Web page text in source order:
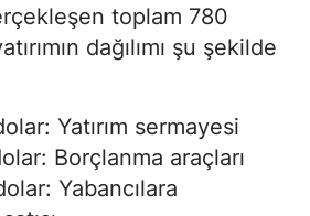
toplam 780
dağılımı şu şekilde
Yatırım sermayesi
Borçlanma araçları
Yabancılara